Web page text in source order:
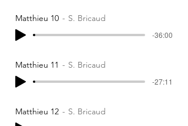
Matthieu 10 S. Bricaud
-36:00
Matthieu 11 S. Bricaud
-27:11
Matthieu 12 S. Bricaud